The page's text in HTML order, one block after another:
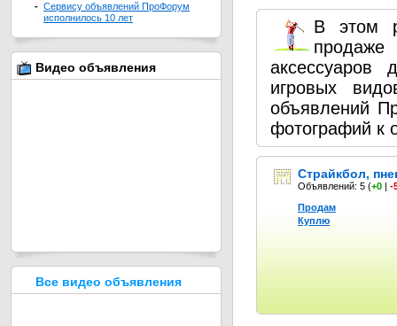
В этом
аксессуаров
игровых
объявлений
фотографий к
Cтрайкбол,
Объявлений: 5 (+0 | -
Продам
Куплю
- Сервису объявлений ПроФорум
исполнилось 10 лет
Видео объявления
Все видео объявления